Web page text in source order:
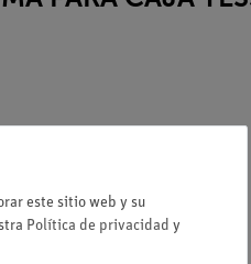
este sitio web y su
Política de privacidad y